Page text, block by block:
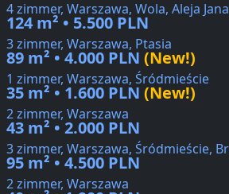
4 zimmer, Warszawa, Wola, Aleja
124 m² • 5.500 PLN
3 zimmer, Warszawa, Ptasia
89 m² • 4.000 PLN (New!)
1 zimmer, Warszawa, Śródmieście
35 m² • 1.600 PLN (New!)
2 zimmer, Warszawa
43 m² • 2.000 PLN
3 zimmer, Warszawa, Śródmieście,
95 m² • 4.500 PLN
2 zimmer, Warszawa